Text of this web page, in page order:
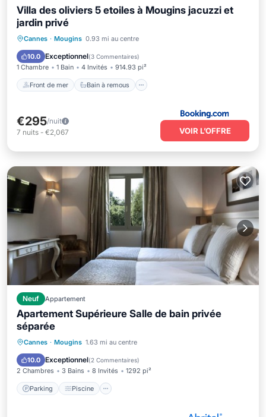
Villa des oliviers 5 etoiles à Mougins jacuzzi et
jardin privé
Cannes · Mougins 0.93 mi au centre
10.0 Exceptionnel(3 Commentaires)
1 Chambre 1 Bain 4 Invités 914.93 pi²
Front de mer Bain à remous
Front de mer Bain à remous
Spa
€295/nuit
7 nuits - €2,067 VOIR L’OFFRE
Neuf Appartement
Apartement Supérieure Salle de bain privée
séparée
Cannes · Mougins 1.63 mi au centre
10.0 Exceptionnel(2 Commentaires)
2 Chambres 3 Bains 8 Invités 1292 pi²
Parking Piscine
Parking Piscine
Cuisine